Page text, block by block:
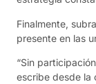
Finalmente,
presente en las
“Sin
escribe desde la